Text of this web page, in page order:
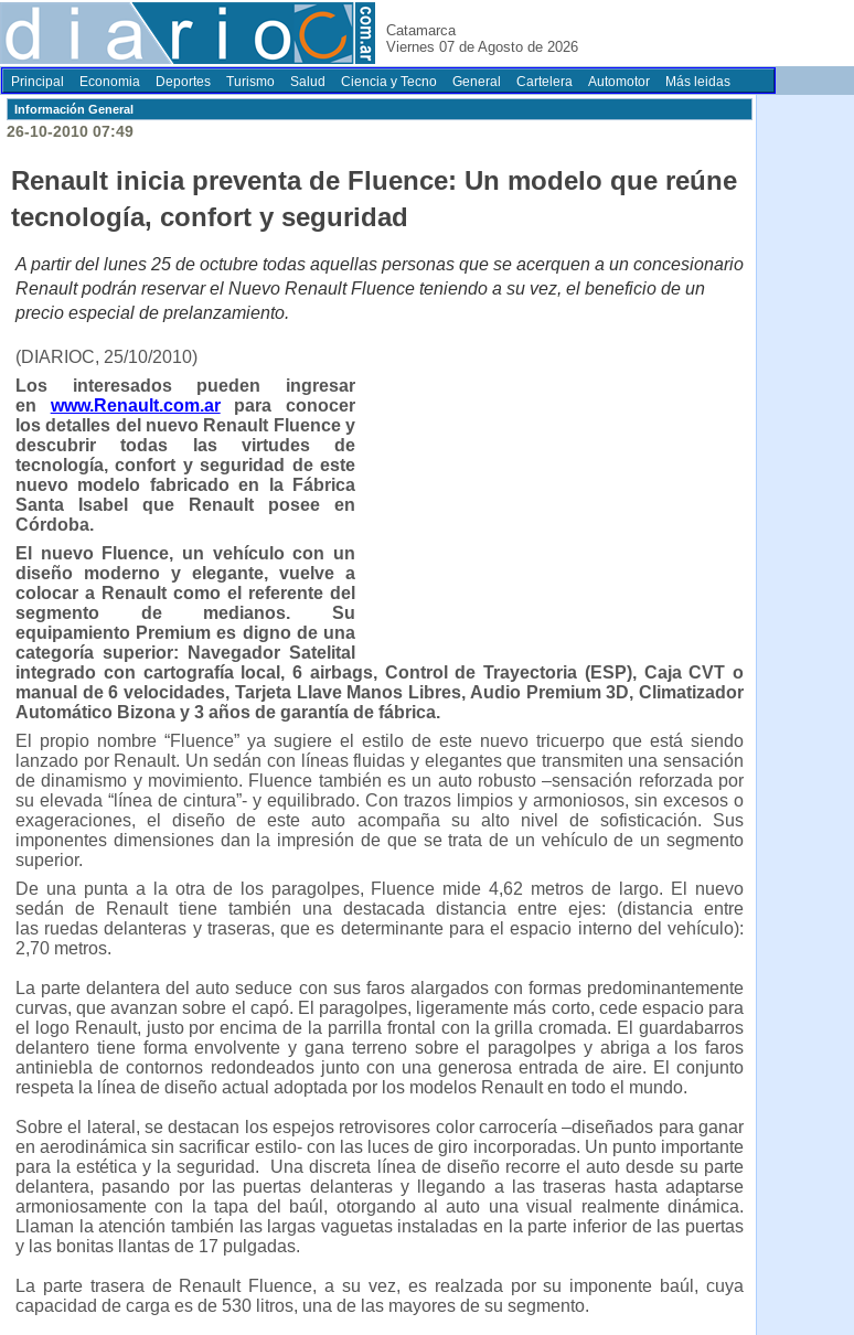
Catamarca
Viernes 07 de Agosto de 2026
Principal Economia Deportes Turismo Salud Ciencia y Tecno General Cartelera Automotor Más leidas
Información General
26-10-2010 07:49
Renault inicia preventa de Fluence: Un modelo que reúne
tecnología, confort y seguridad
A partir del lunes 25 de octubre todas aquellas personas que se acerquen a un concesionario
Renault podrán reservar el Nuevo Renault Fluence teniendo a su vez, el beneficio de un
precio especial de prelanzamiento.
(DIARIOC, 25/10/2010)
Los interesados pueden ingresar
en www.Renault.com.arpara conocer
los detalles del nuevo Renault Fluence y
descubrir todas las virtudes de
tecnología, confort y seguridad de este
nuevo modelo fabricado en la Fábrica
Santa Isabel que Renault posee en
Córdoba.
El nuevo Fluence, un vehículo con un
diseño moderno y elegante, vuelve a
colocar a Renault como el referente del
segmento de medianos. Su
equipamiento Premium es digno de una
categoría superior: Navegador Satelital
integrado con cartografía local, 6 airbags, Control de Trayectoria (ESP), Caja CVT o
manual de 6 velocidades, Tarjeta Llave Manos Libres, Audio Premium 3D, Climatizador
Automático Bizona y 3 años de garantía de fábrica.
El propio nombre “Fluence” ya sugiere el estilo de este nuevo tricuerpo que está siendo
lanzado por Renault. Un sedán con líneas fluidas y elegantes que transmiten una sensación
de dinamismo y movimiento. Fluence también es un auto robusto –sensación reforzada por
su elevada “línea de cintura”- y equilibrado. Con trazos limpios y armoniosos, sin excesos o
exageraciones, el diseño de este auto acompaña su alto nivel de sofisticación. Sus
imponentes dimensiones dan la impresión de que se trata de un vehículo de un segmento
superior.
De una punta a la otra de los paragolpes, Fluence mide 4,62 metros de largo. El nuevo
sedán de Renault tiene también una destacada distancia entre ejes: (distancia entre
las ruedas delanteras y traseras, que es determinante para el espacio interno del vehículo):
2,70 metros.
La parte delantera del auto seduce con sus faros alargados con formas predominantemente
curvas, que avanzan sobre el capó. El paragolpes, ligeramente más corto, cede espacio para
el logo Renault, justo por encima de la parrilla frontal con la grilla cromada. El guardabarros
delantero tiene forma envolvente y gana terreno sobre el paragolpes y abriga a los faros
antiniebla de contornos redondeados junto con una generosa entrada de aire. El conjunto
respeta la línea de diseño actual adoptada por los modelos Renault en todo el mundo.
Sobre el lateral, se destacan los espejos retrovisores color carrocería –diseñados para ganar
en aerodinámica sin sacrificar estilo- con las luces de giro incorporadas. Un punto importante
para la estética y la seguridad. Una discreta línea de diseño recorre el auto desde su parte
delantera, pasando por las puertas delanteras y llegando a las traseras hasta adaptarse
armoniosamente con la tapa del baúl, otorgando al auto una visual realmente dinámica.
Llaman la atención también las largas vaguetas instaladas en la parte inferior de las puertas
y las bonitas llantas de 17 pulgadas.
La parte trasera de Renault Fluence, a su vez, es realzada por su imponente baúl, cuya
capacidad de carga es de 530 litros, una de las mayores de su segmento.